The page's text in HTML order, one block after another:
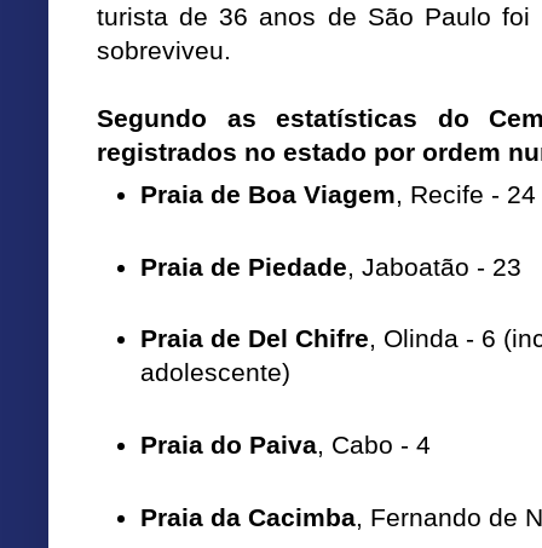
turista de 36 anos de São Paulo
sobreviveu.
Segundo as estatísticas do
registrados no estado por ordem
Praia de Boa Viagem, Recife -
Praia de Piedade, Jaboatão - 23
Praia de Del Chifre, Olinda - 6
adolescente)
Praia do Paiva, Cabo - 4
Praia da Cacimba , Fernando de